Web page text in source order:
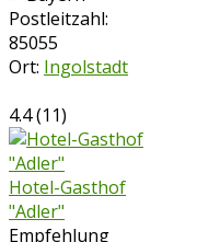
Postleitzahl:
85055
Ort: Ingolstadt
4.4(11)
Hotel-Gasthof
"Adler"
Empfehlung